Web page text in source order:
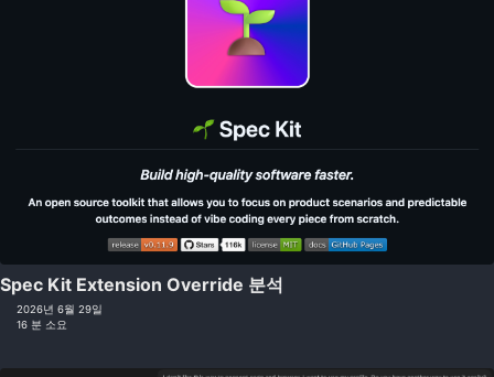
Spec Kit Extension Override 분석
2026년 6월 29일
16 분 소요